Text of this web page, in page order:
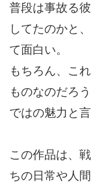
普段は事故る
してたのかと
て面白い。
もちろん、こ
ものなのだろ
ではの魅力と言
この作品は、
ちの日常や人